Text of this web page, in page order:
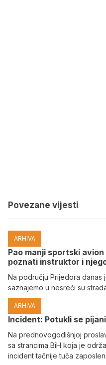
Povezane vijesti
ARHIVA
Pao manji sportski
poznati instruktor i
Na području Prijedora danas
saznajemo u nesreći su
ARHIVA
Incident: Potukli se
Na prednovogodišnjoj
sa strancima BiH koja je
incident tačnije tuča